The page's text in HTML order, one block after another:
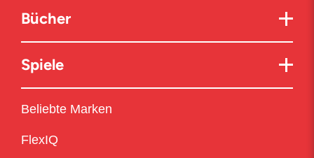
Bücher
Spiele
Beliebte Marken
FlexIQ